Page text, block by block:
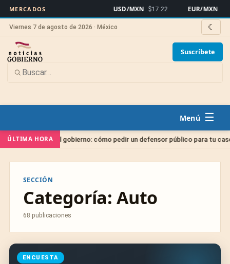
MERCADOS USD/MXN $17.22 EUR/MXN
Viernes 7 de agosto de 2026 · México ☾
Suscríbete
☰
ÚLTIMA HORA
gratis del gobierno: cómo pedir un defensor público para tu caso
SECCIÓN
Categoría:Auto
68 publicaciones
ENCUESTA